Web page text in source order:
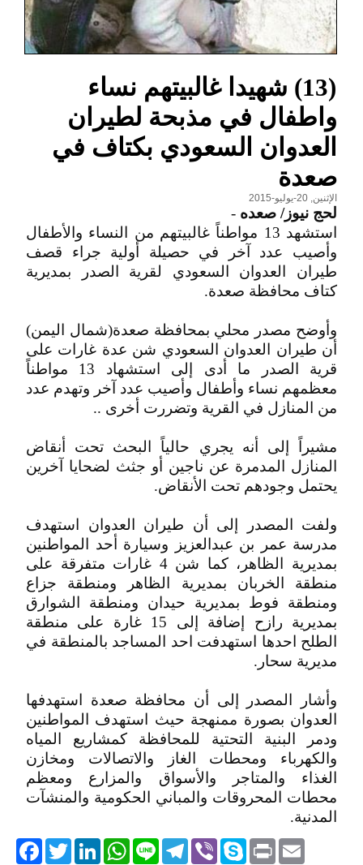
(13) شهيدا غالبيتهم نساء
واطفال في مذبحة لطيران
العدوان السعودي بكتاف في
صعدة
الإثنين, 20-يوليو-2015
لحج نيوز/ صعده -
استشهد 13 مواطناً غالبيتهم من النساء والأطفال
وأصيب عدد آخر في حصيلة أولية جراء قصف
طيران العدوان السعودي لقرية الصدر بمديرية
كتاف محافظة صعدة.
وأوضح مصدر محلي بمحافظة صعدة(شمال اليمن)
أن طيران العدوان السعودي شن عدة غارات على
قرية الصدر ما أدى إلى استشهاد 13 مواطناً
معظمهم نساء وأطفال وأصيب عدد آخر وتهدم عدد
من المنازل في القرية وتضررت أخرى ..
مشيراً إلى أنه يجري حالياً البحث تحت أنقاض
المنازل المدمرة عن ناجين أو جثث لضحايا آخرين
يحتمل وجودهم تحت الأنقاض.
ولفت المصدر إلى أن طيران العدوان استهدف
مدرسة عمر بن عبدالعزيز وسيارة أحد المواطنين
بمديرية الظاهر، كما شن 4 غارات متفرقة على
منطقة الخربان بمديرية الظاهر ومنطقة جزاع
ومنطقة فوط بمديرية حيدان ومنطقة الشوارق
بمديرية رازح إضافة إلى 15 غارة على منطقة
الطلح احدها استهدفت احد المساجد بالمنطقة في
مديرية سحار.
وأشار المصدر إلى أن محافظة صعدة استهدفها
العدوان بصورة ممنهجة حيث استهدف المواطنين
ودمر البنية التحتية للمحافظة كمشاريع المياه
والكهرباء ومحطات الغاز والاتصالات ومخازن
الغذاء والمتاجر والأسواق والمزارع ومعظم
محطات المحروقات والمباني الحكومية والمنشآت
المدنية.
TwitterLinkedIn
WhatsApp Line
Telegram ViberSkype PrintEmail